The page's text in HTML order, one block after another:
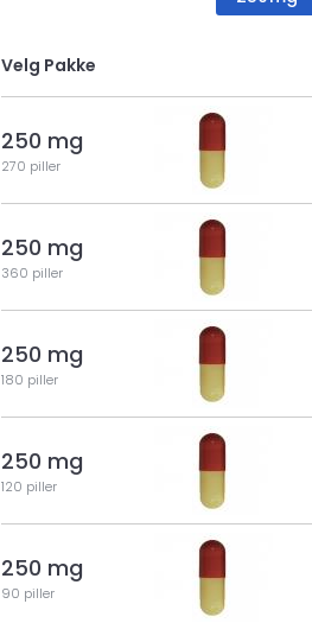
Velg Pakke
250 mg
270 piller
250 mg
360 piller
250 mg
180 piller
250 mg
120 piller
250 mg
90 piller